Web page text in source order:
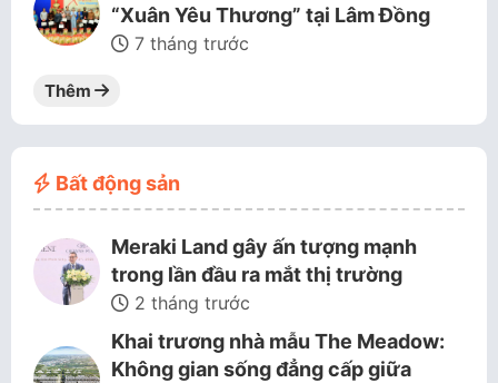
“Xuân Yêu Thương” tại Lâm Đồng
7 tháng trước
Thêm
Bất động sản
Meraki Land gây ấn tượng mạnh
trong lần đầu ra mắt thị trường
2 tháng trước
Khai trương nhà mẫu The Meadow:
Không gian sống đẳng cấp giữa